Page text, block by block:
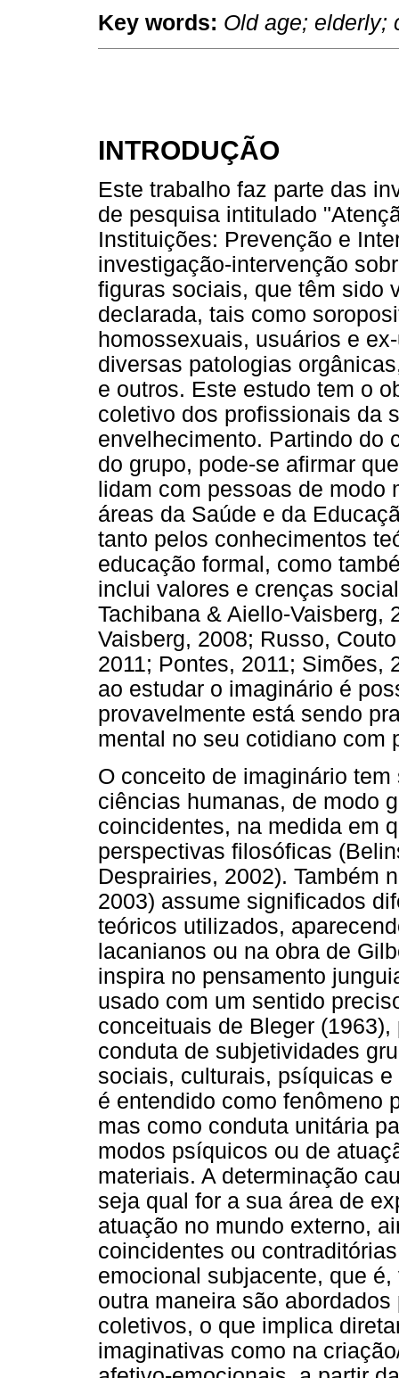
Key words: Old age; elderly;
INTRODUÇÃO
Este trabalho faz parte das
de pesquisa intitulado
Instituições: Prevenção e
investigação-intervenção
figuras sociais, que têm sido
declarada, tais como
homossexuais, usuários e
diversas patologias
e outros. Este estudo tem o
coletivo dos profissionais da
envelhecimento. Partindo do
do grupo, pode-se afirmar
lidam com pessoas de
áreas da Saúde e da
tanto pelos conhecimentos
educação formal, como
inclui valores e crenças
Tachibana & Aiello-Vaisberg,
Vaisberg, 2008; Russo,
2011; Pontes, 2011; Simões,
ao estudar o imaginário é
provavelmente está sendo
mental no seu cotidiano com
O conceito de imaginário
ciências humanas, de modo
coincidentes, na medida em
perspectivas filosóficas
Desprairies, 2002). Também
2003) assume significados
teóricos utilizados,
lacanianos ou na obra de
inspira no pensamento
usado com um sentido
conceituais de Bleger
conduta de subjetividades
sociais, culturais, psíquicas
é entendido como fenômeno
mas como conduta unitária
modos psíquicos ou de
materiais. A determinação
seja qual for a sua área de
atuação no mundo externo,
coincidentes ou
emocional subjacente, que
outra maneira são
coletivos, o que implica
imaginativas como na